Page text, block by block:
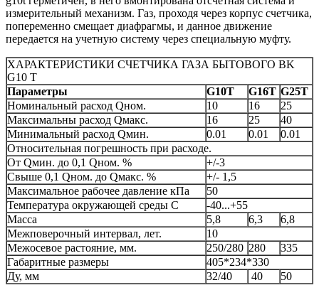
измерительный механизм. Газ, проходя через корпус счетчика,
попеременно смещает диафрагмы, и данное движение
передается на учетную систему через специальную муфту.
ХАРАКТЕРИСТИКИ СЧЕТЧИКА ГАЗА БЫТОВОГО BK
G10 T
Параметры
G10T G16T G25T
Номинальный расход Qном.
10 16
25
Максимальны расход Qмакс.
16 25
40
Минимальный расход Qмин.
0.01 0.01
0.01
Относительная погрешность при расходе.
От Qмин. до 0,1 Qном. %
+/-3
Свыше 0,1 Qном. до Qмакс. %
+/- 1,5
Максимальное рабочее давление кПа
50
Температура окружающей среды С
-40...+55
Масса
5,8 6,3
6,8
Межповерочный интервал, лет.
10
Межосевое растояние, мм.
250/280 280
335
Габаритные размеры
405*234*330
Ду, мм
32/40 40 50